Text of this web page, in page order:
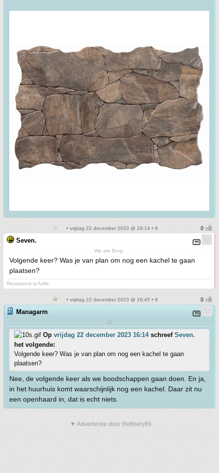
• vrijdag 22 december 2023 @ 16:14 • 8
Seven.
We are Borg.
Volgende keer? Was je van plan om nog een kachel te gaan
plaatsen?
Resistance is futile.
• vrijdag 22 december 2023 @ 16:45 • 9
Managarm
42
Op vrijdag 22 december 2023 16:14schreef Seven.
het volgende:
Volgende keer? Was je van plan om nog een kachel te gaan
plaatsen?
Nee, de volgende keer als we boodschappen gaan doen. En ja,
in het huurhuis komt waarschijnlijk nog een kachel. Daar zit nu
een openhaard in, dat is echt niets.
▼ Advertentie door Refinery89